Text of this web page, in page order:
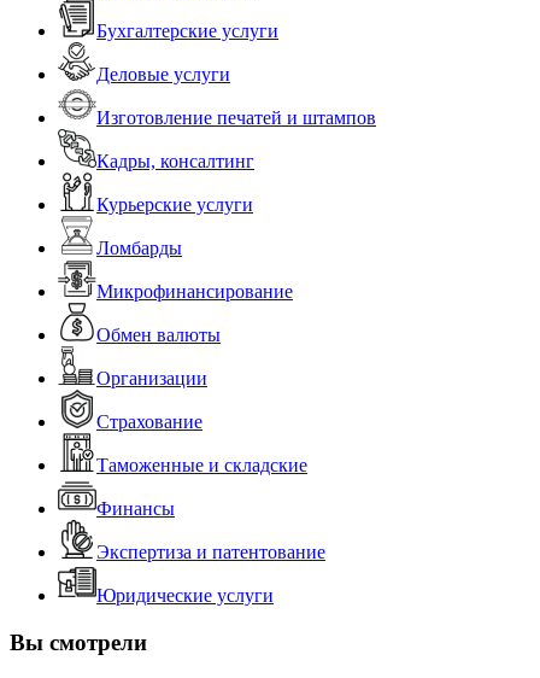
Бухгалтерские услуги
Деловые услуги
Изготовление печатей и штампов
Кадры, консалтинг
Курьерские услуги
Ломбарды
Микрофинансирование
Обмен валюты
Организации
Страхование
Таможенные и складские
Финансы
Экспертиза и патентование
Юридические услуги
Вы смотрели